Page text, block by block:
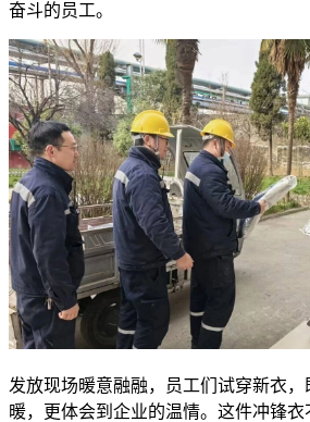
奋斗的员工。
发放现场暖意融融，员工们试穿新衣
暖，更体会到企业的温情。这件冲锋衣